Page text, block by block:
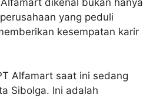
yang peduli
kesempatan karir
Alfamart saat ini sedang
Sibolga. Ini adalah